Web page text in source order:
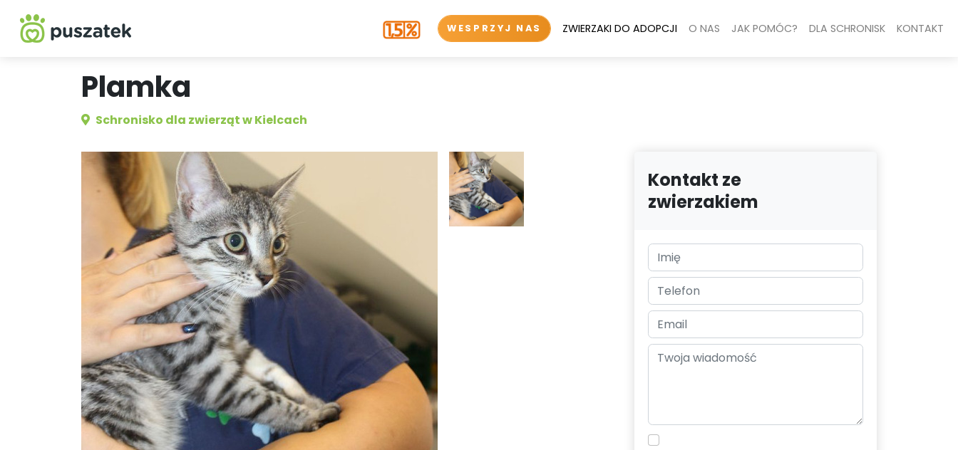
WESPRZYJ NAS ZWIERZAKI DO ADOPCJI O NAS JAK POMÓC? DLA SCHRONISK KONTAKT
Plamka
Schronisko dla zwierząt w Kielcach
Kontakt ze
zwierzakiem